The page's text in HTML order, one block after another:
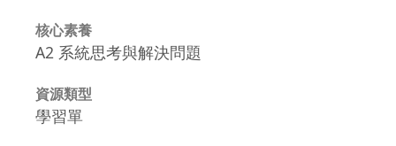
核心素養
A2 系統思考與解決問題
資源類型
學習單